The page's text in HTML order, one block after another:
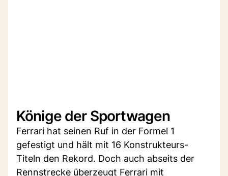
Könige der Sportwagen
Ferrari hat seinen Ruf in der Formel 1
gefestigt und hält mit 16 Konstrukteurs-
Titeln den Rekord. Doch auch abseits der
Rennstrecke überzeugt Ferrari mit